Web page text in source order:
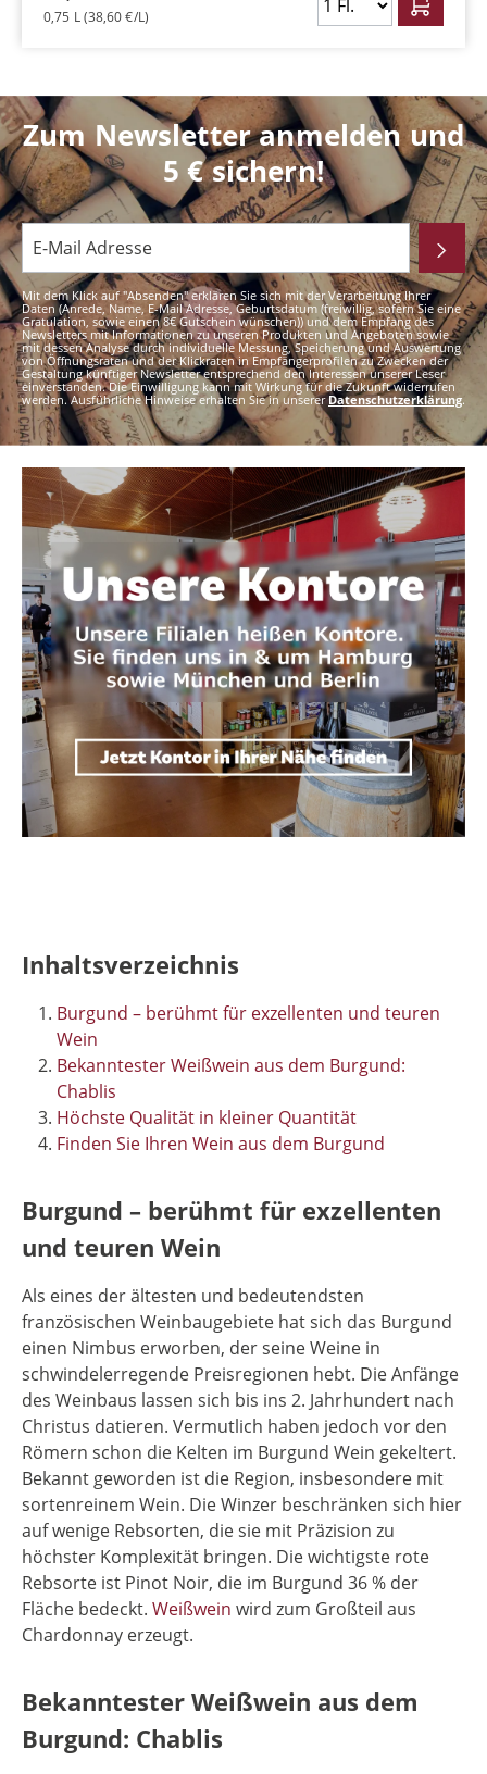
0,75 L(38,60 €/L)
Zum Newsletter anmelden und
5 € sichern!
Mit dem Klick auf "Absenden" erklären Sie sich mit der Verarbeitung Ihrer
Daten (Anrede, Name, E-Mail Adresse, Geburtsdatum (freiwillig, sofern Sie eine
Gratulation, sowie einen 8€ Gutschein wünschen)) und dem Empfang des
Newsletters mit Informationen zu unseren Produkten und Angeboten sowie
mit dessen Analyse durch individuelle Messung, Speicherung und Auswertung
von Öffnungsraten und der Klickraten in Empfängerprofilen zu Zwecken der
Gestaltung künftiger Newsletter entsprechend den Interessen unserer Leser
einverstanden. Die Einwilligung kann mit Wirkung für die Zukunft widerrufen
werden. Ausführliche Hinweise erhalten Sie in unsererDatenschutzerklärung.
Inhaltsverzeichnis
Burgund – berühmt für exzellenten und teuren
Wein
Bekanntester Weißwein aus dem Burgund:
Chablis
Höchste Qualität in kleiner Quantität
Finden Sie Ihren Wein aus dem Burgund
Burgund – berühmt für exzellenten
und teuren Wein
Als eines der ältesten und bedeutendsten
französischen Weinbaugebiete hat sich das Burgund
einen Nimbus erworben, der seine Weine in
schwindelerregende Preisregionen hebt. Die Anfänge
des Weinbaus lassen sich bis ins 2. Jahrhundert nach
Christus datieren. Vermutlich haben jedoch vor den
Römern schon die Kelten im Burgund Wein gekeltert.
Bekannt geworden ist die Region, insbesondere mit
sortenreinem Wein. Die Winzer beschränken sich hier
auf wenige Rebsorten, die sie mit Präzision zu
höchster Komplexität bringen. Die wichtigste rote
Rebsorte ist Pinot Noir, die im Burgund 36 % der
Fläche bedeckt. Weißwein wird zum Großteil aus
Chardonnay erzeugt.
Bekanntester Weißwein aus dem
Burgund: Chablis